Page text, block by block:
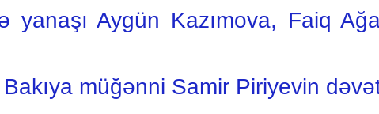
yanaşı Aygün Kazımova, Faiq
müğənni Samir Piriyevin